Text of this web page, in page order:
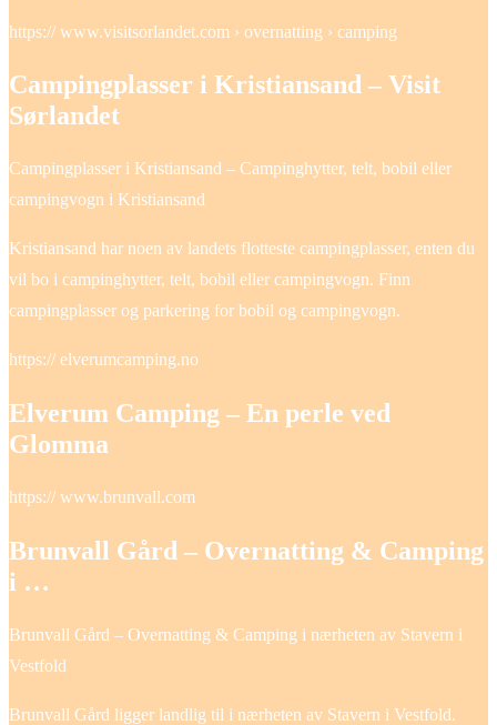
https:// www.visitsorlandet.com › overnatting › camping
Campingplasser i Kristiansand – Visit
Sørlandet
Campingplasser i Kristiansand – Campinghytter, telt, bobil eller
campingvogn i Kristiansand
Kristiansand har noen av landets flotteste campingplasser, enten du
vil bo i campinghytter, telt, bobil eller campingvogn. Finn
campingplasser og parkering for bobil og campingvogn.
https:// elverumcamping.no
Elverum Camping – En perle ved
Glomma
https:// www.brunvall.com
Brunvall Gård – Overnatting & Camping
i …
Brunvall Gård – Overnatting & Camping i nærheten av Stavern i
Vestfold
Brunvall Gård ligger landlig til i nærheten av Stavern i Vestfold.